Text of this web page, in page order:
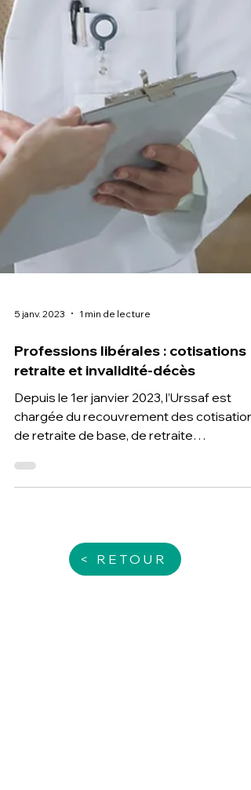
5 janv. 2023 1 min de lecture
Professions libérales : cotisations